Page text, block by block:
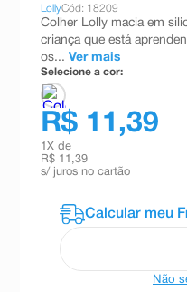
10ºshampoo
LollyCód: 18209
Colher Lolly macia em
criança que está
os... Ver mais
Selecione a cor:
R$ 11,39
1 X de
R$ 11,39
s/ juros no cartão
Não